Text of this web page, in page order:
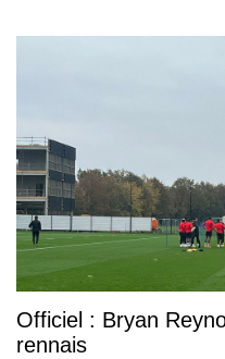
Officiel : Bryan
rennais